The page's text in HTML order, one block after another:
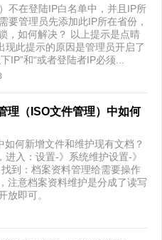
不在登陆IP白名单中，并且IP所
要管理员先添加此IP所在省份，
，如何解决？ 以上提示是点晴
现此提示的原因是管理员开启了
IP”和“或者登陆者IP必须...
理（ISO文件管理）中如何
何新增文件和维护现有文档？
入：设置-》系统维护设置-》
到：档案资料管理给需要操作
注意档案资料维护是分成了读写
放即可。